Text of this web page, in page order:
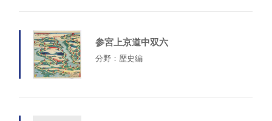
参宮上京道中双六
分野：歴史編